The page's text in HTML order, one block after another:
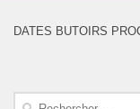
DATES BUTOIRS
Rechercher :